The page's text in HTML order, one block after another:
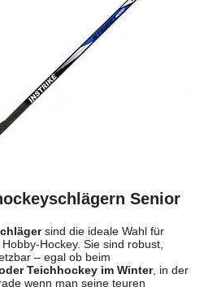
Senior
sind die ideale Wahl für
Hockey. Sie sind robust,
– egal ob beim
Teichhockey im Winter, in der
wenn man seine teuren